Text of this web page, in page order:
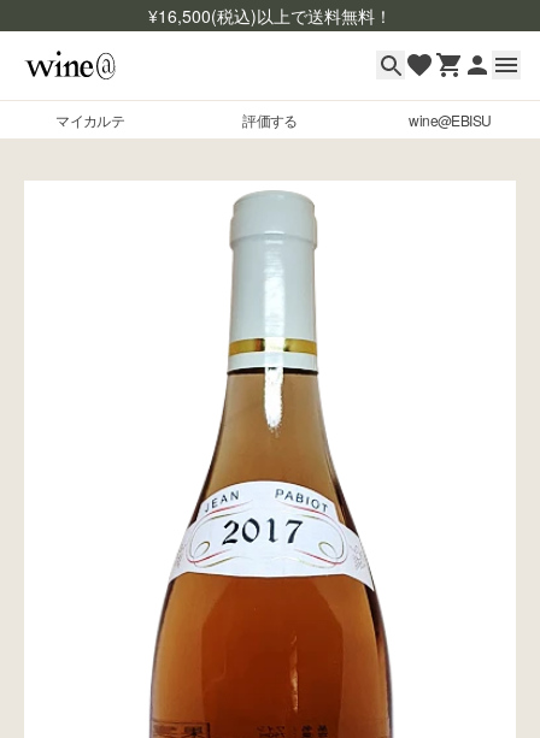
¥16,500(税込)以上で送料無料！
マイカルテ 評価する wine@EBISU
マイカルテ